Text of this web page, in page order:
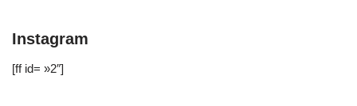
Instagram
[ff id= »2″]